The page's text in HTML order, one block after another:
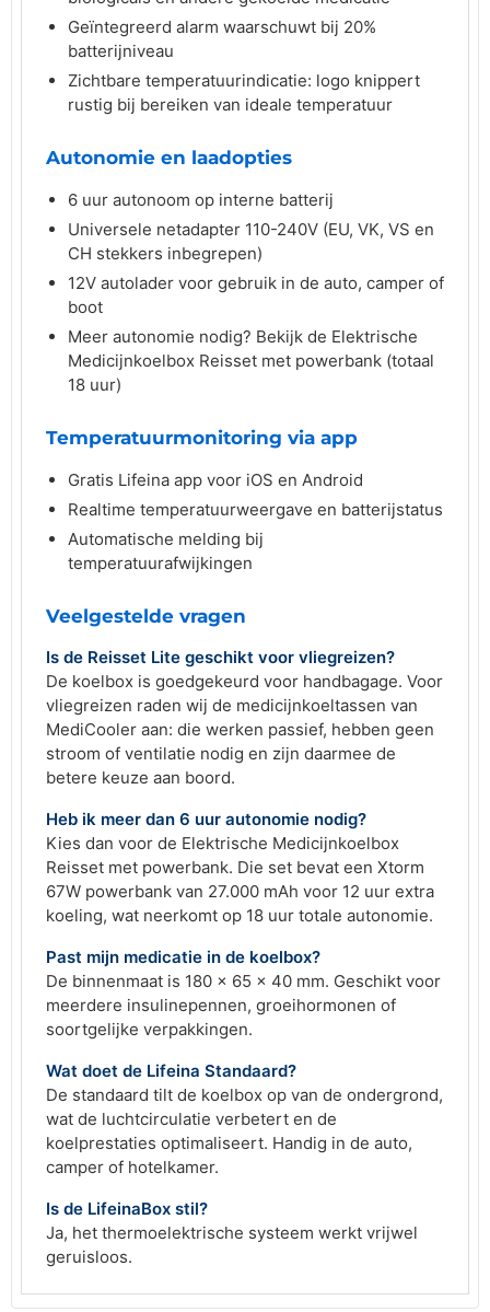
Geïntegreerd alarm waarschuwt bij 20%
batterijniveau
Zichtbare temperatuurindicatie: logo knippert
rustig bij bereiken van ideale temperatuur
Autonomie en laadopties
6 uur autonoom op interne batterij
Universele netadapter 110-240V (EU, VK, VS en
CH stekkers inbegrepen)
12V autolader voor gebruik in de auto, camper of
boot
Meer autonomie nodig? Bekijk de Elektrische
Medicijnkoelbox Reisset met powerbank (totaal
18 uur)
Temperatuurmonitoring via app
Gratis Lifeina app voor iOS en Android
Realtime temperatuurweergave en batterijstatus
Automatische melding bij
temperatuurafwijkingen
Veelgestelde vragen
Is de Reisset Lite geschikt voor vliegreizen?
De koelbox is goedgekeurd voor handbagage. Voor
vliegreizen raden wij de medicijnkoeltassen van
MediCooler aan: die werken passief, hebben geen
stroom of ventilatie nodig en zijn daarmee de
betere keuze aan boord.
Heb ik meer dan 6 uur autonomie nodig?
Kies dan voor de Elektrische Medicijnkoelbox
Reisset met powerbank. Die set bevat een Xtorm
67W powerbank van 27.000 mAh voor 12 uur extra
koeling, wat neerkomt op 18 uur totale autonomie.
Past mijn medicatie in de koelbox?
De binnenmaat is 180 x 65 x 40 mm. Geschikt voor
meerdere insulinepennen, groeihormonen of
soortgelijke verpakkingen.
Wat doet de Lifeina Standaard?
De standaard tilt de koelbox op van de ondergrond,
wat de luchtcirculatie verbetert en de
koelprestaties optimaliseert. Handig in de auto,
camper of hotelkamer.
Is de LifeinaBox stil?
Ja, het thermoelektrische systeem werkt vrijwel
geruisloos.